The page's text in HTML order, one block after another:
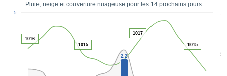
des
par le
ACCEPTER
PARAMÈTRES
Pluie, neige et couverture nuageuse pour les 14 prochains jours
50
5
2.2
1016
1015
1017
1015